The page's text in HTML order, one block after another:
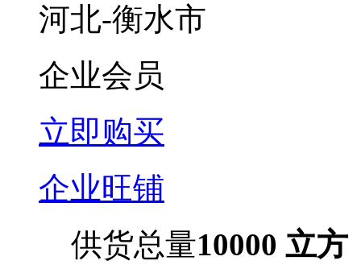
河北-衡水市
企业会员
立即购买
企业旺铺
供货总量10000 立方